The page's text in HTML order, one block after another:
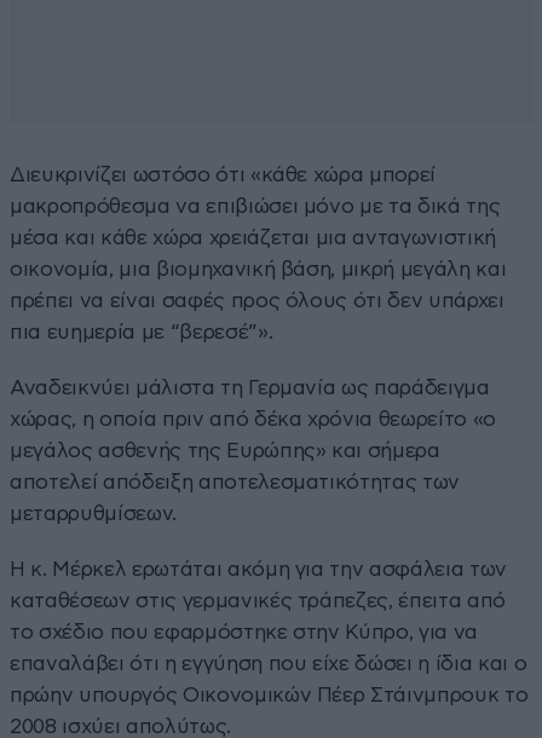
Διευκρινίζει ωστόσο ότι «κάθε χώρα μπορεί
μακροπρόθεσμα να επιβιώσει μόνο με τα δικά της
μέσα και κάθε χώρα χρειάζεται μια ανταγωνιστική
οικονομία, μια βιομηχανική βάση, μικρή μεγάλη και
πρέπει να είναι σαφές προς όλους ότι δεν υπάρχει
πια ευημερία με “βερεσέ”».
Αναδεικνύει μάλιστα τη Γερμανία ως παράδειγμα
χώρας, η οποία πριν από δέκα χρόνια θεωρείτο «ο
μεγάλος ασθενής της Ευρώπης» και σήμερα
αποτελεί απόδειξη αποτελεσματικότητας των
μεταρρυθμίσεων.
Η κ. Μέρκελ ερωτάται ακόμη για την ασφάλεια των
καταθέσεων στις γερμανικές τράπεζες, έπειτα από
το σχέδιο που εφαρμόστηκε στην Κύπρο, για να
επαναλάβει ότι η εγγύηση που είχε δώσει η ίδια και ο
πρώην υπουργός Οικονομικών Πέερ Στάινμπρουκ το
2008 ισχύει απολύτως.